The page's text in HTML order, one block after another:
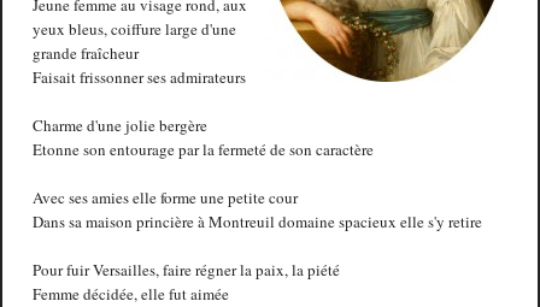
Jeune femme au visage rond, aux
yeux bleus, coiffure large d'une
grande fraîcheur
Faisait frissonner ses admirateurs
Charme d'une jolie bergère
Etonne son entourage par la fermeté de son caractère
Avec ses amies elle forme une petite cour
Dans sa maison princière à Montreuil domaine spacieux elle s'y retire
Pour fuir Versailles, faire régner la paix, la piété
Femme décidée, elle fut aimée